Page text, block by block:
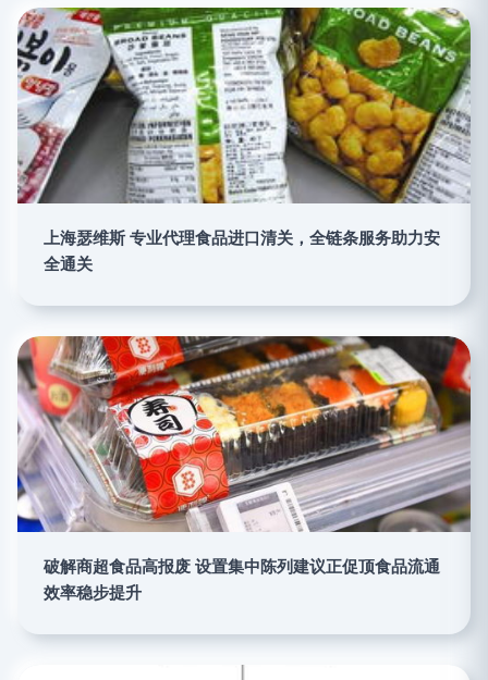
上海瑟维斯 专业代理食品进口清关，全链条服务助力安
全通关
破解商超食品高报废 设置集中陈列建议正促顶食品流通
效率稳步提升